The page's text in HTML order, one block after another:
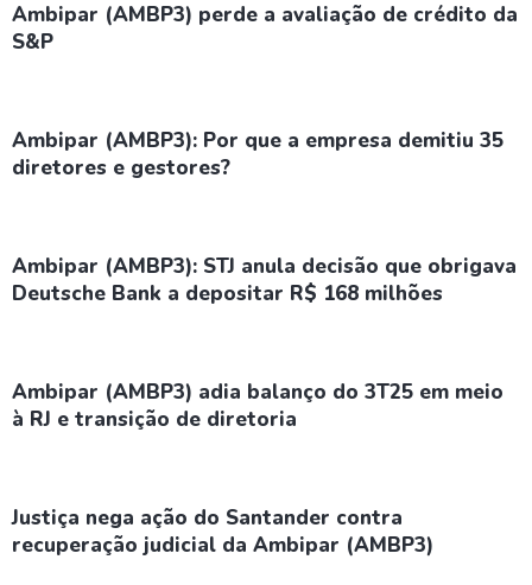
Ambipar (AMBP3) perde a avaliação de crédito da
S&P
Ambipar (AMBP3): Por que a empresa demitiu 35
diretores e gestores?
Ambipar (AMBP3): STJ anula decisão que obrigava
Deutsche Bank a depositar R$ 168 milhões
Ambipar (AMBP3) adia balanço do 3T25 em meio
à RJ e transição de diretoria
Justiça nega ação do Santander contra
recuperação judicial da Ambipar (AMBP3)